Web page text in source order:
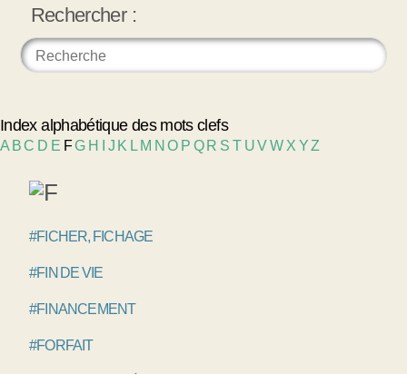
Rechercher :
Index alphabétique des mots clefs
A BC D E FG H J K L M NO P Q R S T UVW X YZ
#FICHER, FICHAGE
#FIN DE VIE
#FINANCEMENT
#FORFAIT